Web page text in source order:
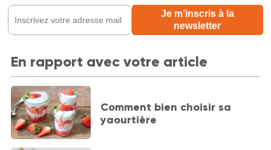
En rapport avec votre article
Comment bien choisir sa
yaourtière